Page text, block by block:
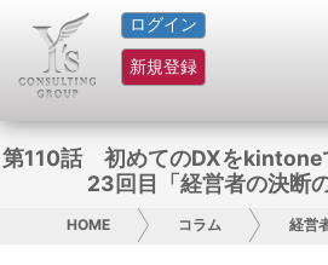
ログイン
新規登録
HOME
サービス紹介
コラム
グループ概要
第110話 初めてのDXをkintone
23回目「経営者の決断
HOME コラム 経営